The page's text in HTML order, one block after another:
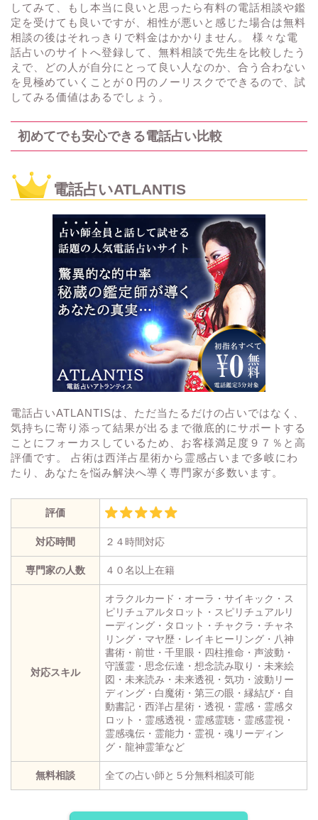
してみて、もし本当に良いと思ったら有料の電話相談や鑑
定を受けても良いですが、相性が悪いと感じた場合は無料
相談の後はそれっきりで料金はかかりません。 様々な電
話占いのサイトへ登録して、無料相談で先生を比較したう
えで、どの人が自分にとって良い人なのか、合う合わない
を見極めていくことが０円のノーリスクでできるので、試
してみる価値はあるでしょう。
初めてでも安心できる電話占い比較
電話占いATLANTIS
電話占いATLANTISは、ただ当たるだけの占いではなく、
気持ちに寄り添って結果が出るまで徹底的にサポートする
ことにフォーカスしているため、お客様満足度９７％と高
評価です。 占術は西洋占星術から霊感占いまで多岐にわ
たり、あなたを悩み解決へ導く専門家が多数います。
評価
対応時間 ２４時間対応
専門家の人数 ４０名以上在籍
対応スキル
オラクルカード・オーラ・サイキック・ス
ピリチュアルタロット・スピリチュアルリ
ーディング・タロット・チャクラ・チャネ
リング・マヤ歴・レイキヒーリング・八神
書術・前世・千里眼・四柱推命・声波動・
守護霊・思念伝達・想念読み取り・未来絵
図・未来読み・未来透視・気功・波動リー
ディング・白魔術・第三の眼・縁結び・自
動書記・西洋占星術・透視・霊感・霊感タ
ロット・霊感透視・霊感霊聴・霊感霊視・
霊感魂伝・霊能力・霊視・魂リーディン
グ・龍神霊筆など
無料相談 全ての占い師と５分無料相談可能